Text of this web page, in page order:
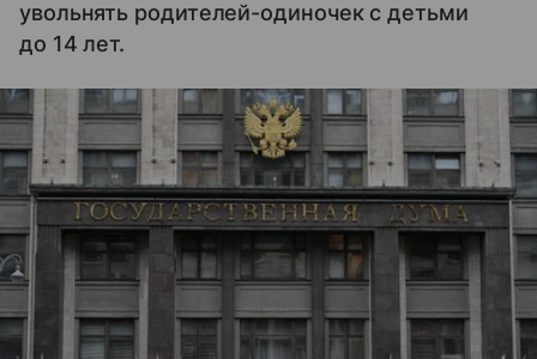
увольнять родителей-одиночек с детьми
до 14 лет.